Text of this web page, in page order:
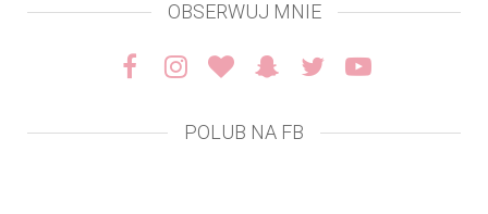
OBSERWUJ MNIE
POLUB NA FB